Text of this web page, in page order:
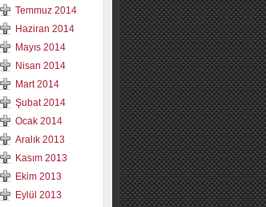
Temmuz 2014
Haziran 2014
Mayıs 2014
Nisan 2014
Mart 2014
Şubat 2014
Ocak 2014
Aralık 2013
Kasım 2013
Ekim 2013
Eylül 2013